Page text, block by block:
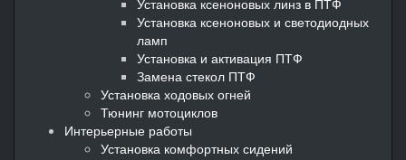
Установка ксеноновых и светодиодных
ламп
Установка и активация ПТФ
Замена стекол ПТФ
Установка ходовых огней
Тюнинг мотоциклов
Интерьерные работы
Установка комфортных сидений